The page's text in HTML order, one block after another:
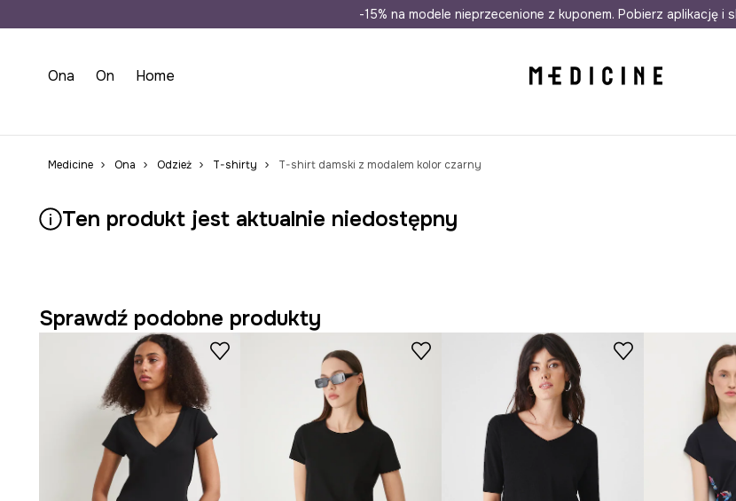
Wysyłka nawet w 24h Darmowa dostawa do salonów
-15% na modele nieprzecenione z kuponem. Pobierz aplikację i
Ona On Home
Medicine Ona Odzież T-shirty T-shirt damski z modalem kolor czarny
Ten produkt jest aktualnie niedostępny
Sprawdź podobne produkty